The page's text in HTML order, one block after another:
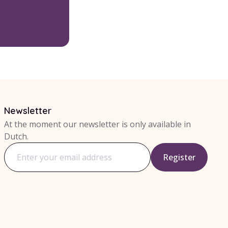
Newsletter
At the moment our newsletter is only available in
Dutch.
Email address Register